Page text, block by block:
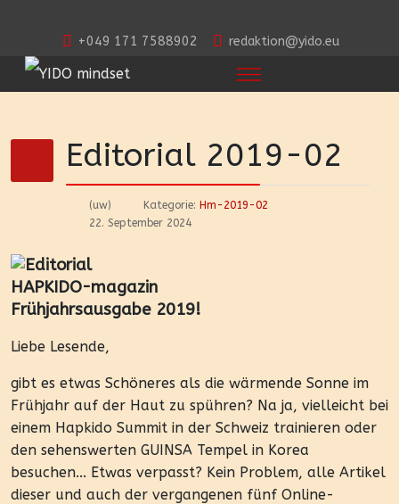
+049 171 7588902 redaktion@yido.eu
Editorial 2019-02
(uw) Kategorie: Hm-2019-02
22. September 2024
HAPKIDO-magazin
Frühjahrsausgabe 2019!
Liebe Lesende,
gibt es etwas Schöneres als die wärmende Sonne im
Frühjahr auf der Haut zu spühren? Na ja, vielleicht bei
einem Hapkido Summit in der Schweiz trainieren oder
den sehenswerten GUINSA Tempel in Korea
besuchen... Etwas verpasst? Kein Problem, alle Artikel
dieser und auch der vergangenen fünf Online-